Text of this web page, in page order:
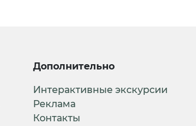
Дополнительно
Интерактивные экскурсии
Реклама
Контакты